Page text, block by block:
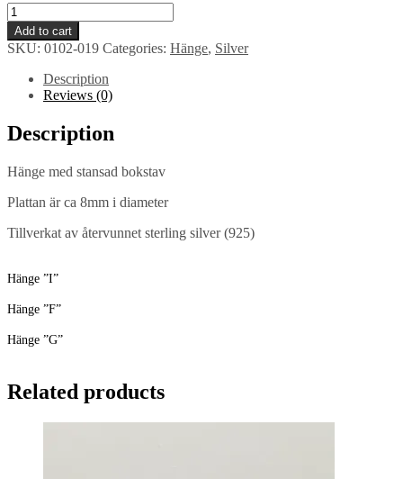
Hänge
”H”
quantity
Add to cart
SKU: 0102-019 Categories: Hänge, Silver
Description
Reviews (0)
Description
Hänge med stansad bokstav
Plattan är ca 8mm i diameter
Tillverkat av återvunnet sterling silver (925)
Hänge ”I”
Hänge ”F”
Hänge ”G”
Related products